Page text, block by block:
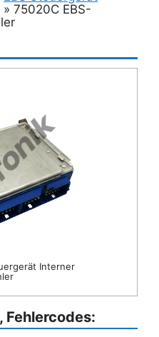
» 75020C EBS-
Interner
Fehlercodes: